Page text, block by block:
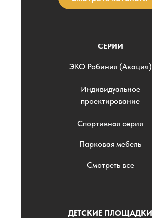
СЕРИИ
ЭKO Робиния (Акация)
Спортивная серия
Парковая мебель
Смотреть все
Индивидуальное
проектирование
ДЕТСКИЕ ПЛОЩАДКИ